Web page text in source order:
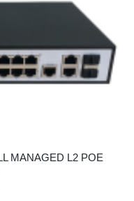
MANAGED L2 POE